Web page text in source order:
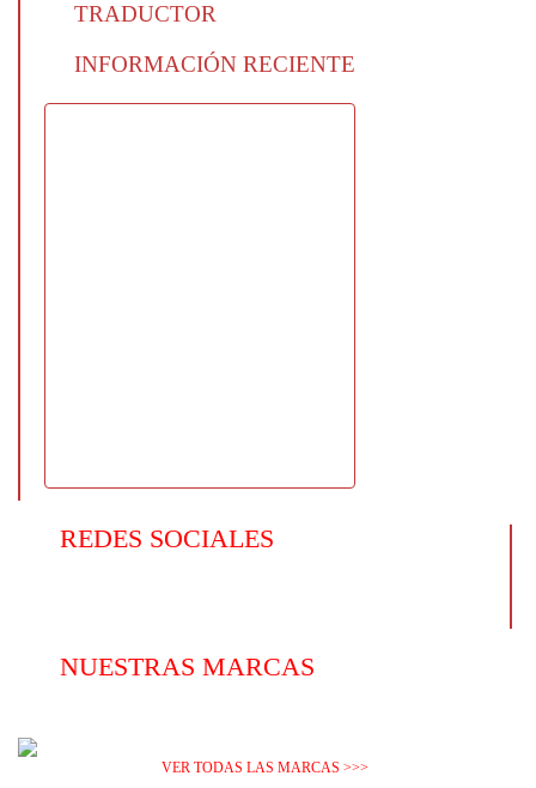
TRADUCTOR
INFORMACIÓN RECIENTE
REDES SOCIALES
NUESTRAS MARCAS
VER TODAS LAS MARCAS >>>